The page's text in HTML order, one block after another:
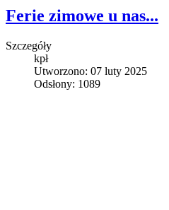
Ferie zimowe u nas...
Szczegóły
kpł
Utworzono: 07 luty 2025
Odsłony: 1089